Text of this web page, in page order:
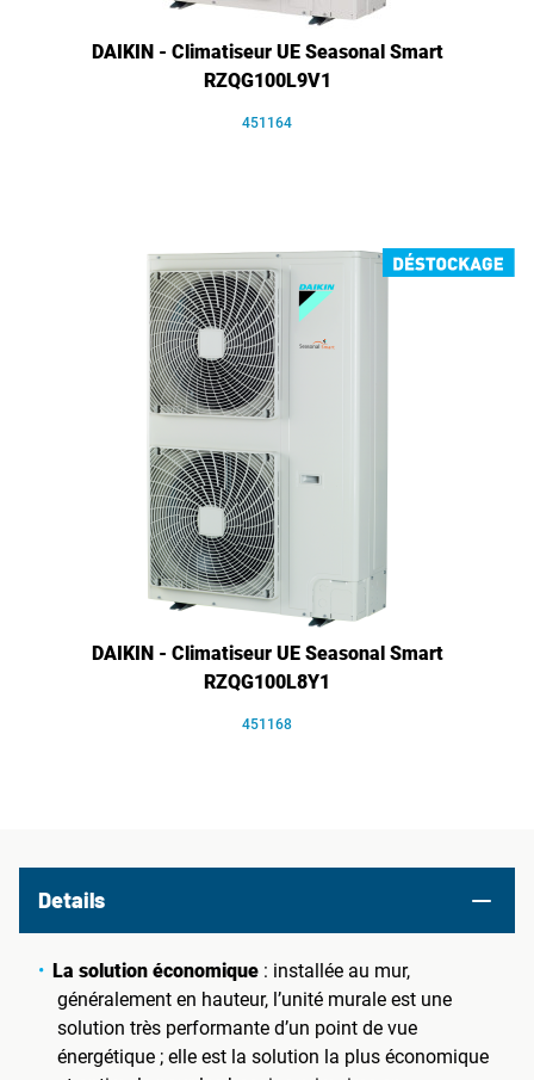
DAIKIN - Climatiseur UE Seasonal Smart
RZQG100L9V1
451164
DAIKIN - Climatiseur UE Seasonal Smart
RZQG100L8Y1
451168
Details
La solution économique : installée au mur,
généralement en hauteur, l’unité murale est une
solution très performante d’un point de vue
énergétique ; elle est la solution la plus économique